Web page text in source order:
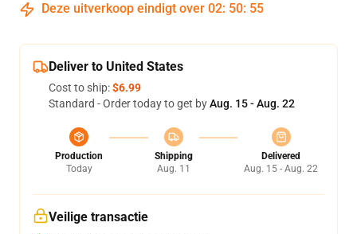
Deze uitverkoop eindigt over 02: 50: 54
Deliver to United States
Cost to ship:$6.99
Standard - Order today to get byAug. 15 - Aug. 22
Production
Today
Shipping
Aug. 11
Delivered
Aug. 15 - Aug. 22
Veilige transactie